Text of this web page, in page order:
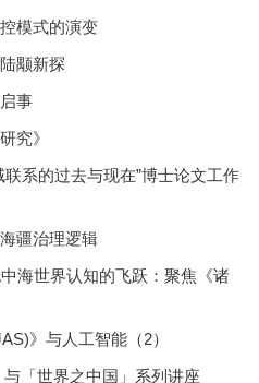
模式的演变
颙新探
事
究》
系的过去与现在”博士论文工作
疆治理逻辑
海世界认知的飞跃：聚焦《诸
》与人工智能（2）
「世界之中国」系列讲座